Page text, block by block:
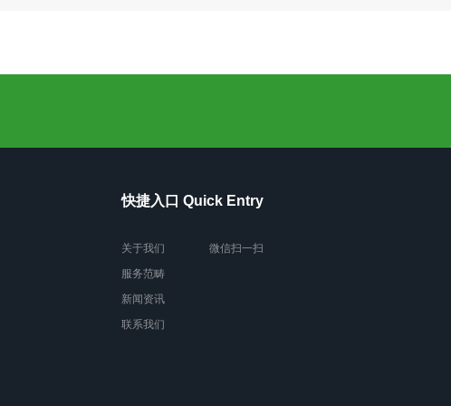
快捷入口 Quick Entry
关于我们
服务范畴
新闻资讯
联系我们
微信扫一扫